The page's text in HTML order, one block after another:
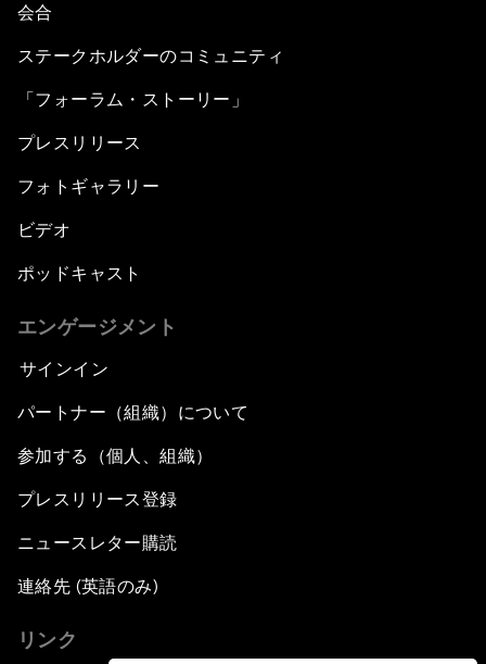
会合
ステークホルダーのコミュニティ
「フォーラム・ストーリー」
プレスリリース
フォトギャラリー
ビデオ
ポッドキャスト
エンゲージメント
サインイン
パートナー（組織）について
参加する（個人、組織）
プレスリリース登録
ニュースレター購読
連絡先 (英語のみ)
リンク